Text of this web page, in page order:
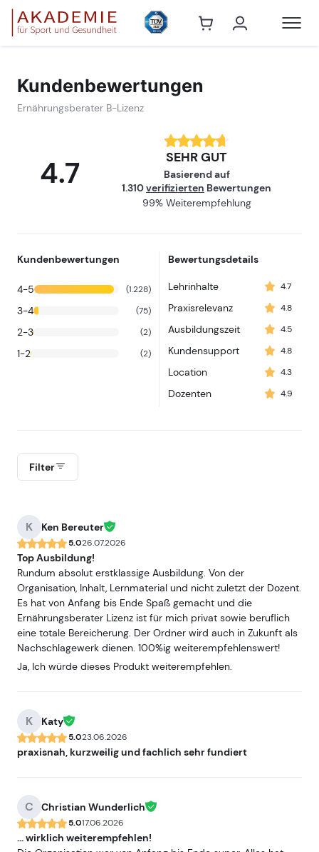
Kundenbewertungen
Ernährungsberater B-Lizenz
4.7 SEHR GUT
Basierend auf
1.310verifizierten Bewertungen
99% Weiterempfehlung
Kundenbewertungen
4-5 (1.228)
3-4 (75)
2-3 (2)
1-2 (2)
Bewertungsdetails
Lehrinhalte 4.7
Praxisrelevanz 4.8
Ausbildungszeit 4.5
Kundensupport 4.8
Location 4.3
Dozenten 4.9
Filter
K Ken Bereuter
5.026.07.2026
Top Ausbildung!
Rundum absolut erstklassige Ausbildung. Von der
Organisation, Inhalt, Lernmaterial und nicht zuletzt der Dozent.
Es hat von Anfang bis Ende Spaß gemacht und die
Ernährungsberater Lizenz ist für mich privat sowie beruflich
eine totale Bereicherung. Der Ordner wird auch in Zukunft als
Nachschlagewerk dienen. 100%ig weiterempfehlenswert!
Ja, Ich würde dieses Produkt weiterempfehlen.
K Katy
5.023.06.2026
praxisnah, kurzweilig und fachlich sehr fundiert
C Christian Wunderlich
5.017.06.2026
... wirklich weiterempfehlen!